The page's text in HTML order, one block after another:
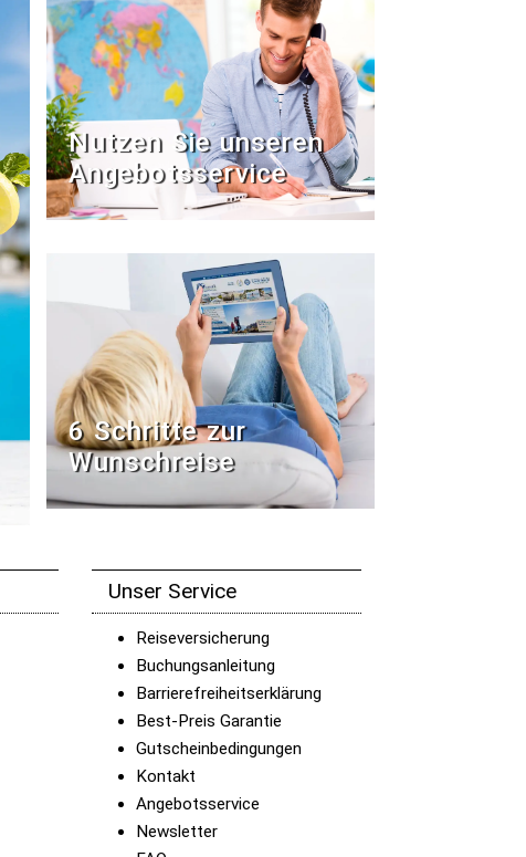
Nutzen Sie unseren
Angebotsservice
6 Schritte zur
Wunschreise
Unser Service
Reiseversicherung
Buchungsanleitung
Barrierefreiheitserklärung
Best-Preis Garantie
Gutscheinbedingungen
Kontakt
Angebotsservice
Newsletter